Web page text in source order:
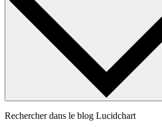
Rechercher dans le blog Lucidchart